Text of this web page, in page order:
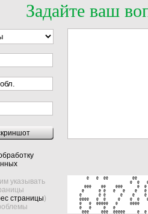
Задайте ваш
указывать
страницы)
@   @  @@          @@
@  @
@@@    @@    @@@      @
@      @ @   @   @    @
@       @ @      @    @
@@@@   @  @     @    @  @
@   @  @@@@@   @
@   @
@@@     @@@  @@@@@